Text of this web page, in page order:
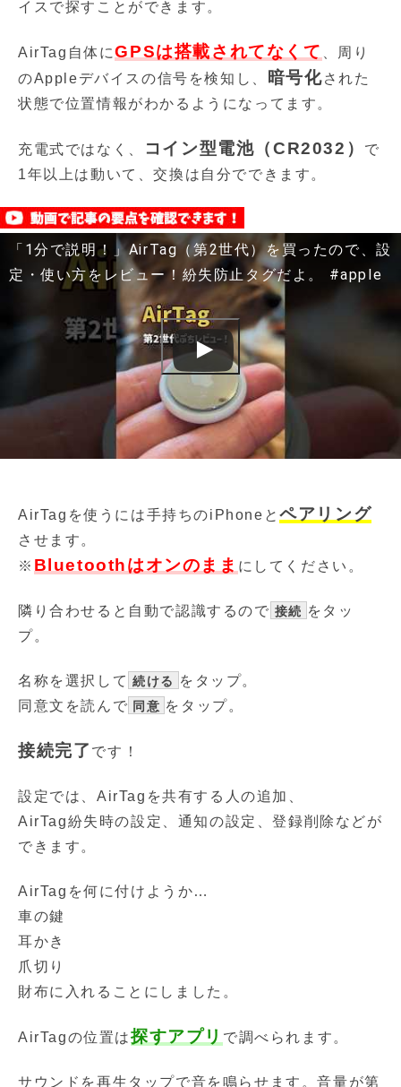
イスで探すことができます。
AirTag自体にGPSは搭載されてなくて
、周り
のAppleデバイスの信号を検知し、
暗号化された
状態で位置情報がわかるようになってます。
充電式ではなく、 コイン型電池（CR2032）
で
1年以上は動いて、交換は自分でできます。
「1分で説明！」AirTag（第2世代）を買ったので、設
定・使い方をレビュー！紛失防止タグだよ。 #apple
AirTagを使うには手持ちのiPhoneとペアリング
させます。
※ Bluetoothはオンのまま にしてください。
隣り合わせると自動で認識するので 接続 をタッ
プ。
名称を選択して 続ける
をタップ。
同意文を読んで 同意 をタップ。
接続完了 です！
設定では、AirTagを共有する人の追加、
AirTag紛失時の設定、通知の設定、登録削除などが
できます。
AirTagを何に付けようか…
車の鍵
耳かき
爪切り
財布に入れることにしました。
AirTagの位置は探すアプリ で調べられます。
サウンドを再生タップで音を鳴らせます。音量が第